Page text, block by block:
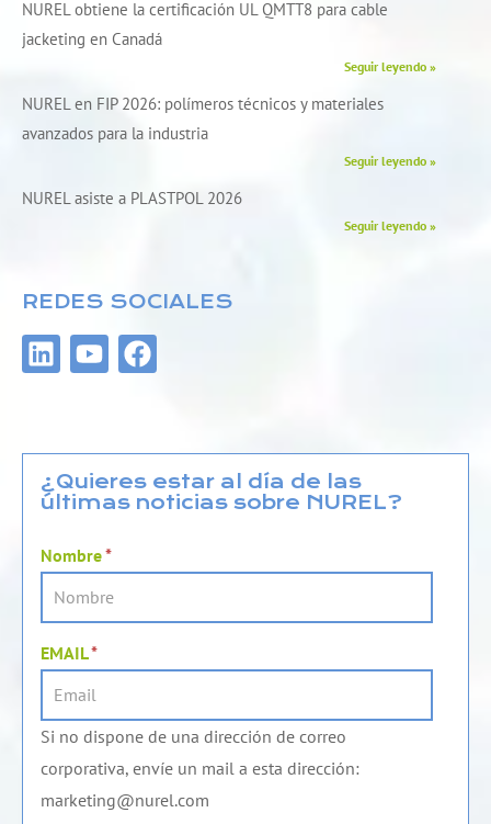
NUREL obtiene la certificación UL QMTT8 para cable
jacketing en Canadá
Seguir leyendo »
NUREL en FIP 2026: polímeros técnicos y materiales
avanzados para la industria
Seguir leyendo »
NUREL asiste a PLASTPOL 2026
Seguir leyendo »
REDES SOCIALES
L
i
e
d
i
Y
o
u
b
e
F
a
b
o
o
¿Quieres estar al día de las
últimas noticias sobre NUREL?
Nombre*
EMAIL*
Si no dispone de una dirección de correo
corporativa, envíe un mail a esta dirección:
marketing@nurel.com